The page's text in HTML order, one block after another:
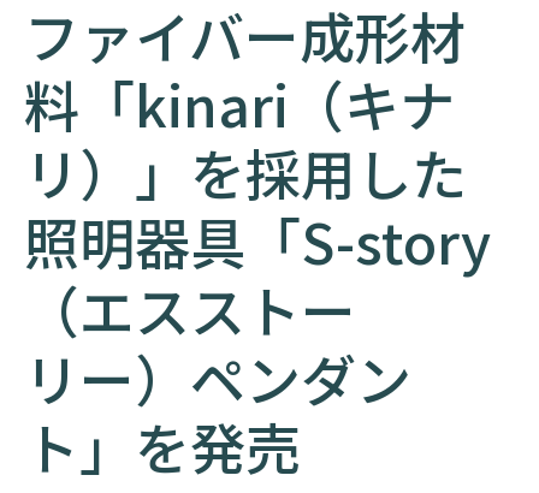
ファイバー成形材
料「kinari（キナ
リ）」を採用した
照明器具「S-story
（エスストー
リー）ペンダン
ト」を発売